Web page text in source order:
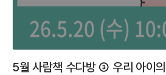
5월 사람책 수다방 ③ 우리 아이